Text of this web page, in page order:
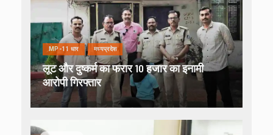
MP-11 धार मध्यप्रदेश
लूट और दुष्कर्म का फरार 10 हजार का इनामी
आरोपी गिरफ्तार